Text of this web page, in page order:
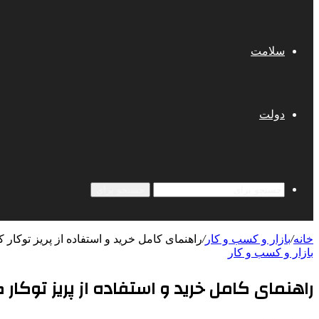
سلامت
دولت
خانه/بازار و کسب و کار/راهنمای کامل خرید و استفاده از پریز توکار
بازار و کسب و کار
راهنمای کامل خرید و استفاده از پریز توکار